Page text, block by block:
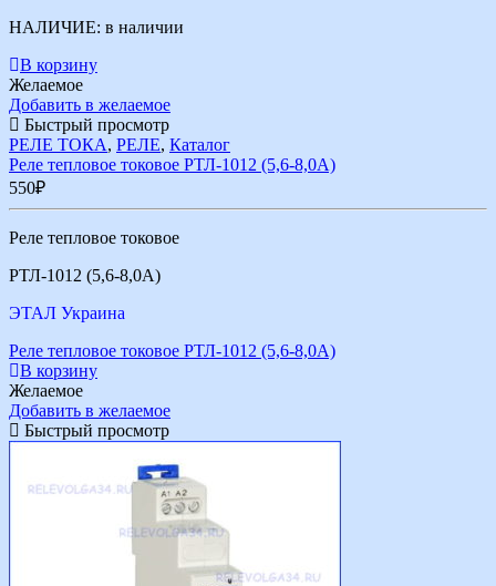
НАЛИЧИЕ: в наличии
В корзину
Желаемое
Добавить в желаемое
Быстрый просмотр
РЕЛЕ ТОКА, РЕЛЕ, Каталог
Реле тепловое токовое РТЛ-1012 (5,6-8,0А)
550₽
Реле тепловое токовое
РТЛ-1012 (5,6-8,0А)
ЭТАЛ Украина
Реле тепловое токовое РТЛ-1012 (5,6-8,0А)
В корзину
Желаемое
Добавить в желаемое
Быстрый просмотр